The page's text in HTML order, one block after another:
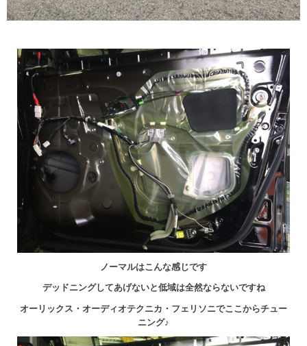
ノーマルはこんな感じです
デッドニングしてあげないと低域は全然ならないですね
オーリックス・オーディオテクニカ・フェリソニでここからチュー
ニング♪